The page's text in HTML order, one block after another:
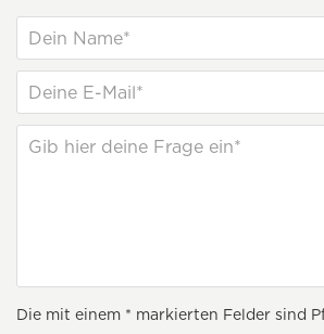
Die mit einem * markierten Felder sind